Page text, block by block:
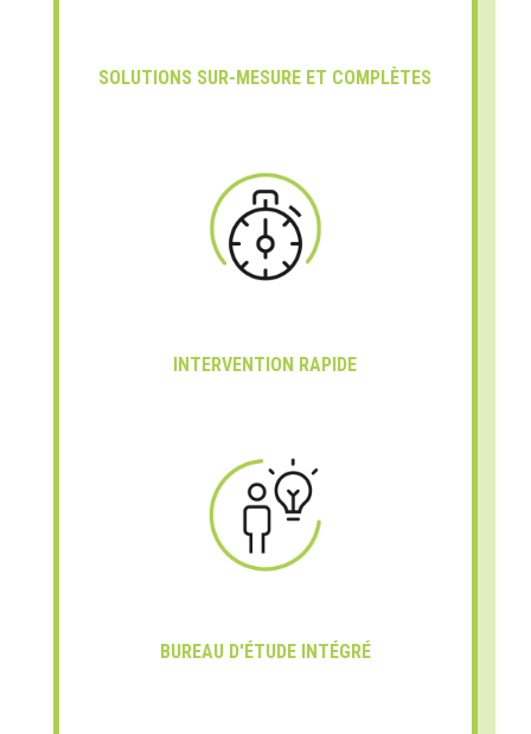
SOLUTIONS SUR-MESURE ET COMPLÈTES
INTERVENTION RAPIDE
BUREAU D'ÉTUDE INTÉGRÉ